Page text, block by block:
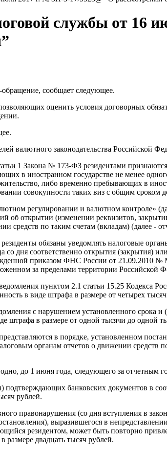
службы от 16
обращение, сообщает следующее.
оценить условия договорных
валютного законодательства Российской
1 Закона № 173-ФЗ резидентами
в иностранном государстве не менее
либо временно пребывающих в
совокупности таких виз с общим сроком
регулировании и валютном контроле»
об открытии (изменении реквизитов,
средств по таким счетам (вкладам) (далее -
обязаны уведомлять налоговые
со дня соответственно открытия (закрытия)
приказом ФНС России от 21.09.2010
за пределами территории
пунктом 2.1 статьи 15.25
в виде штрафа в размере от четырех
с нарушением установленного
штрафа в размере от одной тысячи до одной
в порядке, установленном
органам отчетов о движении средств
до 1 июня года, следующего за отчетным
подтверждающих банковских документов в
рублей.
правонарушения (со дня вступления в
выразившегося в
резидентом, может быть повторно
двадцать тысяч рублей.